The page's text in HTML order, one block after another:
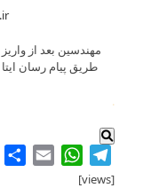
مهندسین بعد از
طریق پیام رسان
.
Telegram
WhatsApp
Email
[views]